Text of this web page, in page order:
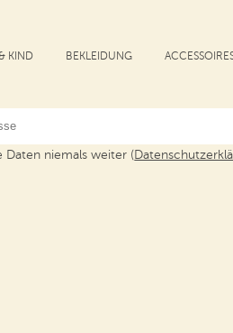
KIND BEKLEIDUNG
Daten niemals weiter (